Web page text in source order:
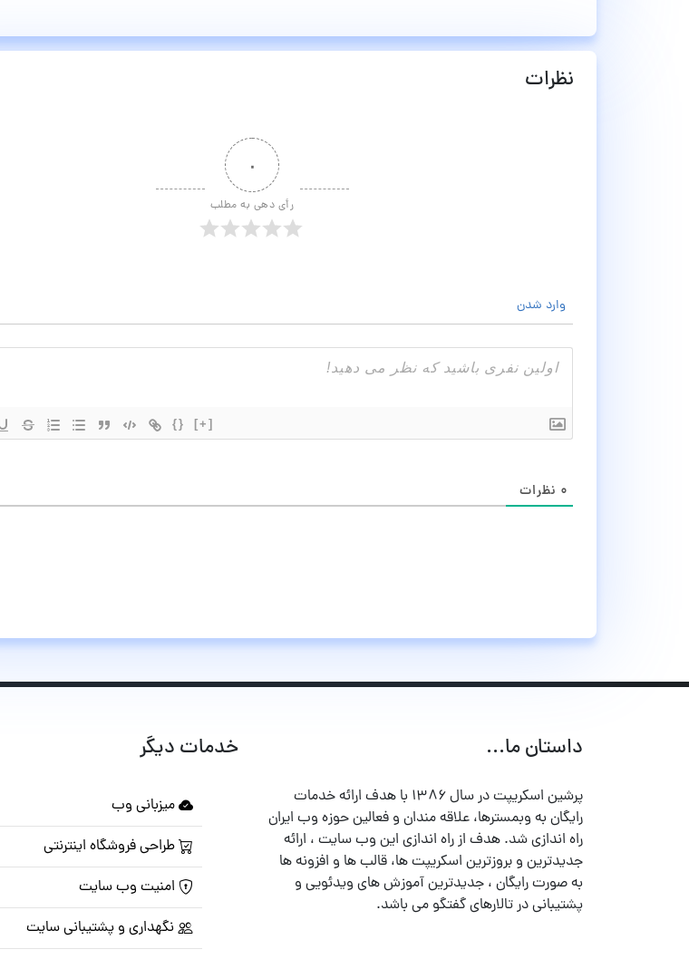
نظرات
۰
رأی دهی به مطلب
وارد شدن
{} [+]
۰ نظرات
داستان ما...
پرشین اسکریپت در سال ۱۳۸۶ با هدف ارائه خدمات
رایگان به وبمسترها، علاقه مندان و فعالین حوزه وب ایران
راه اندازی شد. هدف از راه اندازی این وب سایت ، ارائه
جدیدترین و بروزترین اسکریپت ها، قالب ها و افزونه ها
به صورت رایگان ، جدیدترین آموزش های ویدئویی و
پشتیبانی در تالارهای گفتگو می باشد.
خدمات دیگر
میزبانی وب
طراحی فروشگاه اینترنتی
امنیت وب سایت
نگهداری و پشتیبانی سایت